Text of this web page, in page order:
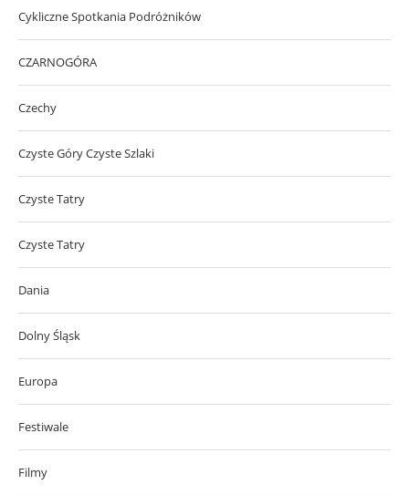
Cykliczne Spotkania Podróżników
CZARNOGÓRA
Czechy
Czyste Góry Czyste Szlaki
Czyste Tatry
Czyste Tatry
Dania
Dolny Śląsk
Europa
Festiwale
Filmy